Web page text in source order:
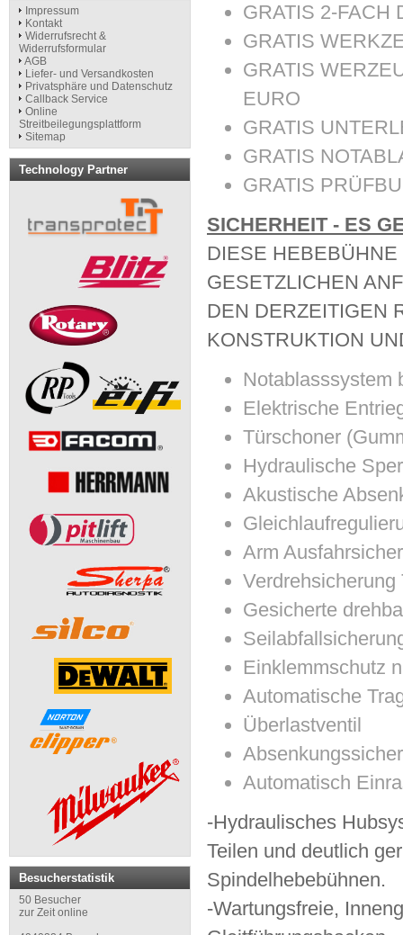
GRATIS 2-FACH
GRATIS
GRATIS
EURO
GRATIS
GRATIS
GRATIS
SICHERHEIT - ES
DIESE
GESETZLICHEN
DEN DERZEITIGEN
KONSTRUKTION
Notablasssystem
Elektrische
Türschoner
Hydraulische
Akustische
Arm
Verdrehsicherung
Gesicherte
Einklemmschutz
Automatische
Überlastventil
Automatisch
-Hydraulisches
Teilen und deutlich
Spindelhebebühnen.
-Wartungsfreie,
Impressum
Kontakt
Widerrufsrecht &
Widerrufsformular
AGB
Liefer- und Versandkosten
Privatsphäre und Datenschutz
Callback Service
Online
Streitbeilegungsplattform
Sitemap
Technology Partner
Besucherstatistik
50 Besucher
zur Zeit online